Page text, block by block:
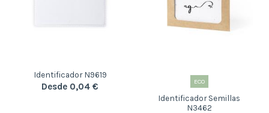
Identificador N9619
Desde 0,04 €
ECO
Identificador Semillas
N3462